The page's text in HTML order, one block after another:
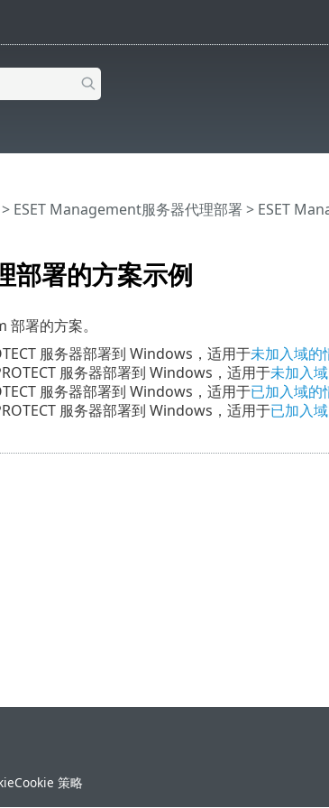
部署的方案示例
> ESET Management服务器代理部署> ESET
署的方案。
服务器部署到 Windows，适用于未加入域的
服务器部署到 Windows，适用于未加入域
服务器部署到 Windows，适用于已加入域的
服务器部署到 Windows，适用于已加入
Cookie 策略